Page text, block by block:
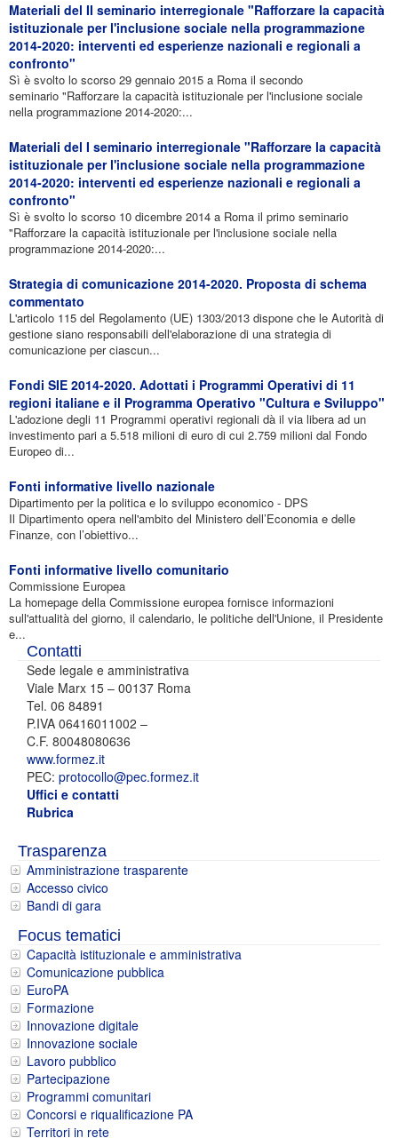
Materiali del II seminario interregionale "Rafforzare la capacità
istituzionale per l'inclusione sociale nella programmazione
2014-2020: interventi ed esperienze nazionali e regionali a
confronto"
Sì è svolto lo scorso 29 gennaio 2015 a Roma il secondo
seminario "Rafforzare la capacità istituzionale per l'inclusione sociale
nella programmazione 2014-2020:...
Materiali del I seminario interregionale "Rafforzare la capacità
istituzionale per l'inclusione sociale nella programmazione
2014-2020: interventi ed esperienze nazionali e regionali a
confronto"
Sì è svolto lo scorso 10 dicembre 2014 a Roma il primo seminario
"Rafforzare la capacità istituzionale per l'inclusione sociale nella
programmazione 2014-2020:...
Strategia di comunicazione 2014-2020. Proposta di schema
commentato
L'articolo 115 del Regolamento (UE) 1303/2013 dispone che le Autorità di
gestione siano responsabili dell'elaborazione di una strategia di
comunicazione per ciascun...
Fondi SIE 2014-2020. Adottati i Programmi Operativi di 11
regioni italiane e il Programma Operativo "Cultura e Sviluppo"
L'adozione degli 11 Programmi operativi regionali dà il via libera ad un
investimento pari a 5.518 milioni di euro di cui 2.759 milioni dal Fondo
Europeo di...
Fonti informative livello nazionale
Dipartimento per la politica e lo sviluppo economico - DPS
Il Dipartimento opera nell'ambito del Ministero dell’Economia e delle
Finanze, con l’obiettivo...
Fonti informative livello comunitario
Commissione Europea
La homepage della Commissione europea fornisce informazioni
sull'attualità del giorno, il calendario, le politiche dell'Unione, il Presidente
e...
Contatti
Sede legale e amministrativa
Viale Marx 15 – 00137 Roma
Tel. 06 84891
P.IVA 06416011002 –
C.F. 80048080636
www.formez.it
PEC: protocollo@pec.formez.it
Uffici e contatti
Rubrica
Trasparenza
Amministrazione trasparente
Accesso civico
Bandi di gara
Focus tematici
Capacità istituzionale e amministrativa
Comunicazione pubblica
EuroPA
Formazione
Innovazione digitale
Innovazione sociale
Lavoro pubblico
Partecipazione
Programmi comunitari
Concorsi e riqualificazione PA
Territori in rete